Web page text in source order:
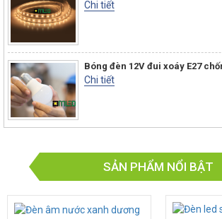
Chi tiết
Bóng đèn 12V đui xoáy E27
Chi tiết
SẢN PHẨM NỔI BẬT